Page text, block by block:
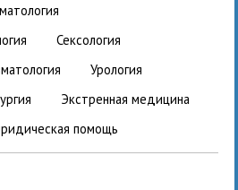
сексология
урология
экстренная медицина
юридическая помощь